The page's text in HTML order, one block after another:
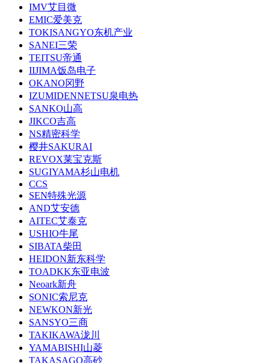
IMV艾目微
EMIC爱美克
TOKISANGYO东机产业
SANEI三荣
TEITSU帝通
IIJIMA饭岛电子
OKANO冈野
IZUMIDENNETSU泉电热
SANKO山高
JIKCO吉高
NS精密科学
樱井SAKURAI
REVOX莱宝克斯
SUGIYAMA杉山电机
CCS
SEN特殊光源
AND艾安德
AITEC艾泰克
USHIO牛尾
SIBATA柴田
HEIDON新东科学
TOADKK东亚电波
Neoark新舟
SONIC索尼克
NEWKON新光
SANSYO三商
TAKIKAWA泷川
YAMABISHI山菱
TAKASAGO高砂